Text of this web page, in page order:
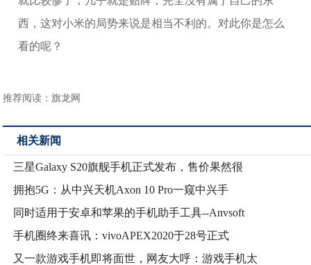
西，这对小米的局势来说是相当不利的。对此你是怎么
看的呢？
推荐阅读：旗龙网
相关新闻
三星Galaxy S20旗舰手机正式发布，售价果然很
拥抱5G：从中兴天机Axon 10 Pro一窥中兴手
同时适用于安卓和苹果的手机助手工具--Anvsoft
手机圈终来喜讯：vivoAPEX2020于28号正式
又一款游戏手机即将面世，网友大呼：游戏手机太